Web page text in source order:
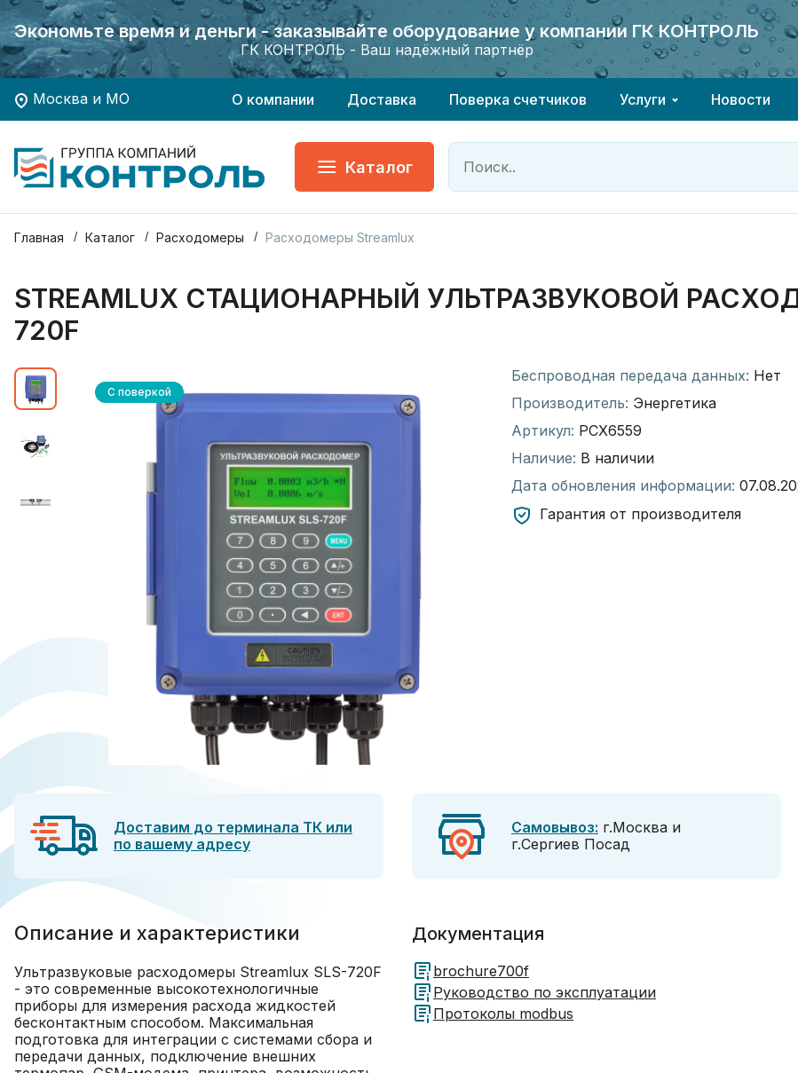
Экономьте время и деньги - заказывайте оборудование у компании ГК КОНТРОЛЬ
ГК КОНТРОЛЬ - Ваш надёжный партнёр
Хотите заказать поверку приборов учета?
Экономьте время и деньги - заказывайте оборудование у компании ГК КОНТРОЛЬ
ГК КОНТРОЛЬ - Ваш надёжный партнёр
Хотите заказать поверку приборов учета?
Москва и МО О компании Доставка Поверка счетчиков Услуги Новости
Каталог
Главная Каталог Расходомеры Расходомеры Streamlux
STREAMLUX СТАЦИОНАРНЫЙ УЛЬТРАЗВУКОВОЙ
720F
С поверкой
Беспроводная передача данных: Нет
Производитель: Энергетика
Артикул: РСХ6559
Наличие: В наличии
Дата обновления информации:
Гарантия от производителя
Доставим до терминала ТК или
по вашему адресу
Самовывоз: г.Москва и
г.Сергиев Посад
Описание и характеристики
Ультразвуковые расходомеры Streamlux SLS-720F
- это современные высокотехнологичные
приборы для измерения расхода жидкостей
бесконтактным способом. Максимальная
подготовка для интеграции с системами сбора и
передачи данных, подключение внешних
Документация
brochure700f
Руководство по эксплуатации
Протоколы modbus